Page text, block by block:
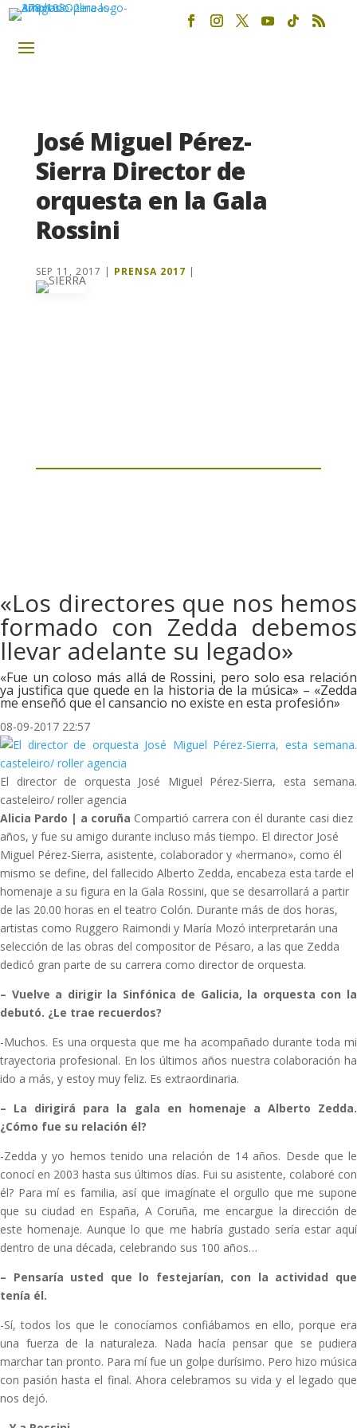
José Miguel Pérez-
Sierra Director de
orquesta en la Gala
Rossini
SEP 11, 2017 | PRENSA 2017 |
«Los directores que nos hemos
formado con Zedda debemos
llevar adelante su legado»
«Fue un coloso más allá de Rossini, pero solo esa relación
ya justifica que quede en la historia de la música» – «Zedda
me enseñó que el cansancio no existe en esta profesión»
08-09-2017 22:57
El director de orquesta José Miguel Pérez-Sierra, esta semana.
casteleiro/ roller agencia
Alicia Pardo | a coruña Compartió carrera con él durante casi diez
años, y fue su amigo durante incluso más tiempo. El director José
Miguel Pérez-Sierra, asistente, colaborador y «hermano», como él
mismo se define, del fallecido Alberto Zedda, encabeza esta tarde el
homenaje a su figura en la Gala Rossini, que se desarrollará a partir
de las 20.00 horas en el teatro Colón. Durante más de dos horas,
artistas como Ruggero Raimondi y María Mozó interpretarán una
selección de las obras del compositor de Pésaro, a las que Zedda
dedicó gran parte de su carrera como director de orquesta.
– Vuelve a dirigir la Sinfónica de Galicia, la orquesta con la
debutó. ¿Le trae recuerdos?
-Muchos. Es una orquesta que me ha acompañado durante toda mi
trayectoria profesional. En los últimos años nuestra colaboración ha
ido a más, y estoy muy feliz. Es extraordinaria.
– La dirigirá para la gala en homenaje a Alberto Zedda.
¿Cómo fue su relación él?
-Zedda y yo hemos tenido una relación de 14 años. Desde que le
conocí en 2003 hasta sus últimos días. Fui su asistente, colaboré con
él? Para mí es familia, así que imagínate el orgullo que me supone
que su ciudad en España, A Coruña, me encargue la dirección de
este homenaje. Aunque lo que me habría gustado sería estar aquí
dentro de una década, celebrando sus 100 años…
– Pensaría usted que lo festejarían, con la actividad que
tenía él.
-Sí, todos los que le conocíamos confiábamos en ello, porque era
una fuerza de la naturaleza. Nada hacía pensar que se pudiera
marchar tan pronto. Para mí fue un golpe durísimo. Pero hizo música
con pasión hasta el final. Ahora celebramos su vida y el legado que
nos dejó.